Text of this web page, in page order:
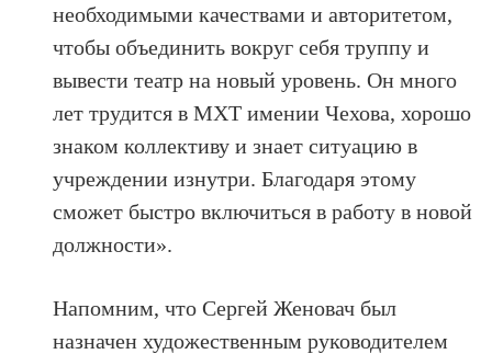
необходимыми качествами и авторитетом,
чтобы объединить вокруг себя труппу и
вывести театр на новый уровень. Он много
лет трудится в МХТ имении Чехова, хорошо
знаком коллективу и знает ситуацию в
учреждении изнутри. Благодаря этому
сможет быстро включиться в работу в новой
должности».
Напомним, что Сергей Женовач был
назначен художественным руководителем